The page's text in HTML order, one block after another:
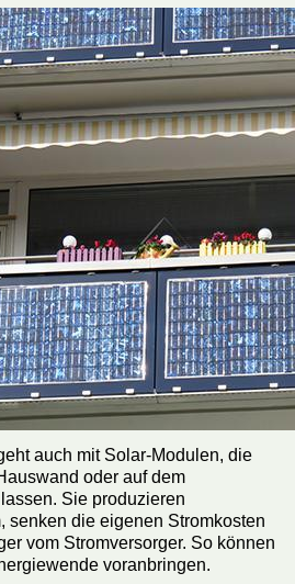
auch mit Solar-Modulen, die
oder auf dem
Sie produzieren
senken die eigenen Stromkosten
vom Stromversorger. So können
voranbringen.